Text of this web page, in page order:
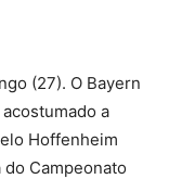
(27). O Bayern
a
Hoffenheim
Campeonato